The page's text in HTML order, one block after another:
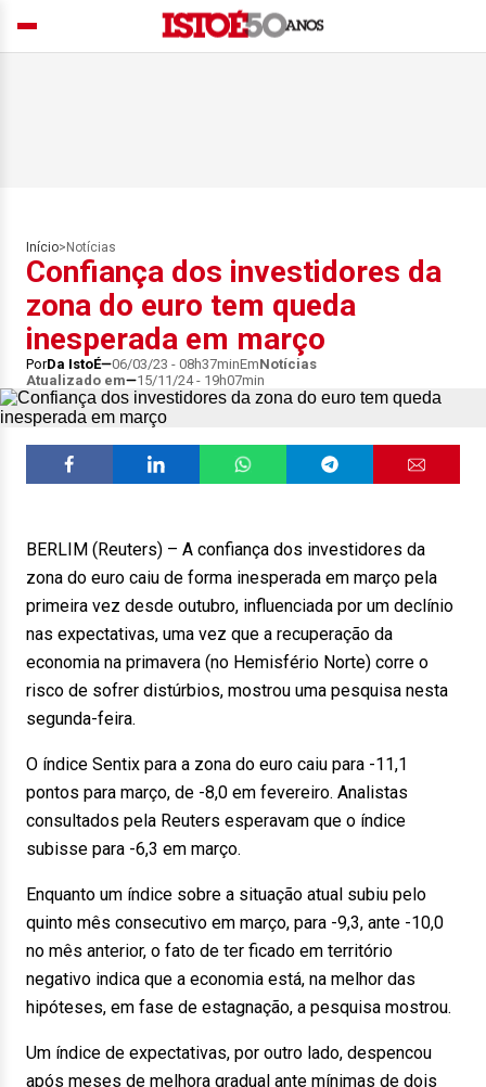
Início> Notícias
Confiança dos investidores da
zona do euro tem queda
inesperada em março
PorDa IstoÉ 06/03/23 - 08h37minEmNotícias
Atualizado em
15/11/24 - 19h07min
BERLIM (Reuters) – A confiança dos investidores da
zona do euro caiu de forma inesperada em março pela
primeira vez desde outubro, influenciada por um declínio
nas expectativas, uma vez que a recuperação da
economia na primavera (no Hemisfério Norte) corre o
risco de sofrer distúrbios, mostrou uma pesquisa nesta
segunda-feira.
O índice Sentix para a zona do euro caiu para -11,1
pontos para março, de -8,0 em fevereiro. Analistas
consultados pela Reuters esperavam que o índice
subisse para -6,3 em março.
Enquanto um índice sobre a situação atual subiu pelo
quinto mês consecutivo em março, para -9,3, ante -10,0
no mês anterior, o fato de ter ficado em território
negativo indica que a economia está, na melhor das
hipóteses, em fase de estagnação, a pesquisa mostrou.
Um índice de expectativas, por outro lado, despencou
após meses de melhora gradual ante mínimas de dois